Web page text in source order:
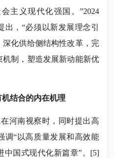
主义现代化强国。”2024
，“必须以新发展理念引
化供给侧结构性改革，完
制，塑造发展新动能新优
结合的内在机理
河南视察时，同时提出高
调“以高质量发展和高效能
中国式现代化新篇章”。[5]